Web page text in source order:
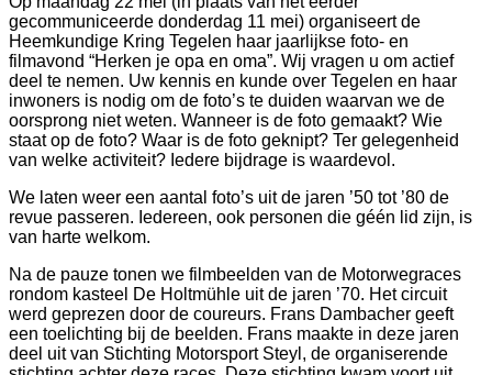
gecommuniceerde donderdag 11 mei) organiseert de
Heemkundige Kring Tegelen haar jaarlijkse foto- en
filmavond “Herken je opa en oma”. Wij vragen u om actief
deel te nemen. Uw kennis en kunde over Tegelen en haar
inwoners is nodig om de foto’s te duiden waarvan we de
oorsprong niet weten. Wanneer is de foto gemaakt? Wie
staat op de foto? Waar is de foto geknipt? Ter gelegenheid
van welke activiteit? Iedere bijdrage is waardevol.
We laten weer een aantal foto’s uit de jaren ’50 tot ’80 de
revue passeren. Iedereen, ook personen die géén lid zijn, is
van harte welkom.
Na de pauze tonen we filmbeelden van de Motorwegraces
rondom kasteel De Holtmühle uit de jaren ’70. Het circuit
werd geprezen door de coureurs. Frans Dambacher geeft
een toelichting bij de beelden. Frans maakte in deze jaren
deel uit van Stichting Motorsport Steyl, de organiserende